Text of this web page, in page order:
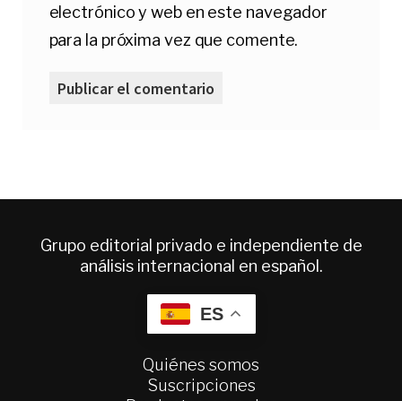
electrónico y web en este navegador
para la próxima vez que comente.
Grupo editorial privado e independiente de
análisis internacional en español.
ES
Quiénes somos
Suscripciones